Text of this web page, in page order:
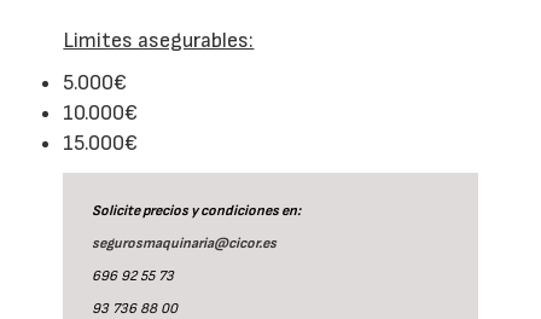
Limites asegurables:
5.000€
10.000€
15.000€
Solicite precios y condiciones en:
segurosmaquinaria@cicor.es
696 92 55 73
93 736 88 00